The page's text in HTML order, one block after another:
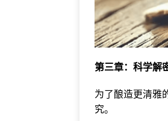
第三章：科学解
为了酿造更清雅
究。